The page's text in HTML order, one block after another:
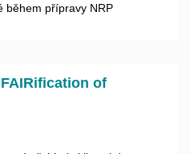
během přípravy NRP
of